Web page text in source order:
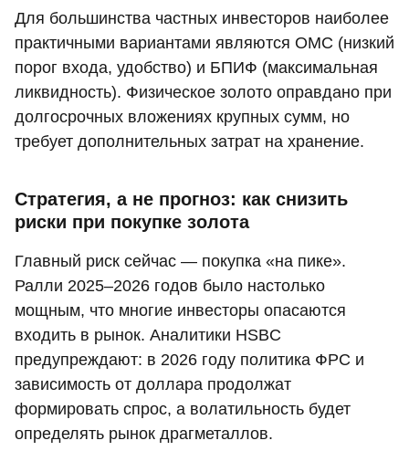
Для большинства частных инвесторов наиболее
практичными вариантами являются ОМС (низкий
порог входа, удобство) и БПИФ (максимальная
ликвидность). Физическое золото оправдано при
долгосрочных вложениях крупных сумм, но
требует дополнительных затрат на хранение.
Стратегия, а не прогноз: как снизить
риски при покупке золота
Главный риск сейчас — покупка «на пике».
Ралли 2025–2026 годов было настолько
мощным, что многие инвесторы опасаются
входить в рынок. Аналитики HSBC
предупреждают: в 2026 году политика ФРС и
зависимость от доллара продолжат
формировать спрос, а волатильность будет
определять рынок драгметаллов.